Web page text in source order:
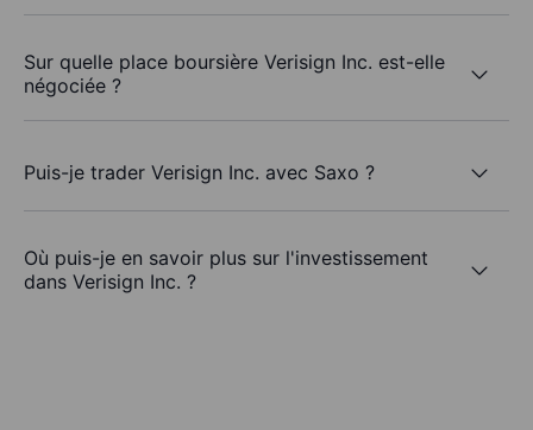
Sur quelle place boursière Verisign Inc. est-elle
négociée ?
Puis-je trader Verisign Inc. avec Saxo ?
Où puis-je en savoir plus sur l'investissement
dans Verisign Inc. ?